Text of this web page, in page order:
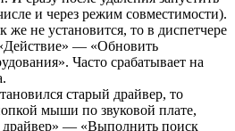
и через режим совместимости).
же не установится, то в диспетчере
— «Обновить
Часто срабатывает на
старый драйвер, то
мыши по звуковой плате,
драйвер» — «Выполнить поиск